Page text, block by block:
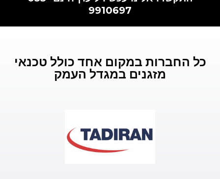
9910697
כל החברות במקום אחד כולל טכנאי
מזגנים במגדל העמק